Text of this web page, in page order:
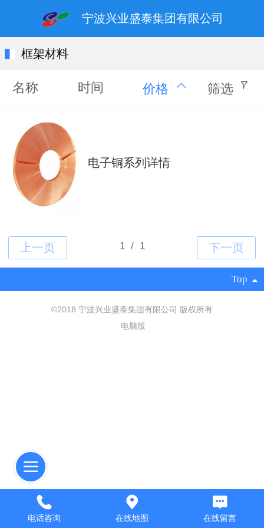
宁波兴业盛泰集团有限公司
框架材料
名称 时间 价格 筛选
电子铜系列详情
Top
©2018 宁波兴业盛泰集团有限公司 版权所有
电脑版
电话咨询 在线地图 在线留言